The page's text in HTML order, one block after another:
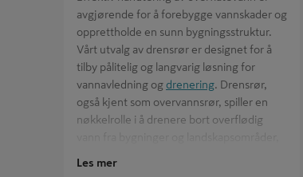
avgjørende for å forebygge vannskader og
opprettholde en sunn bygningsstruktur.
Vårt utvalg av drensrør er designet for å
tilby pålitelig og langvarig løsning for
vannavledning og drenering. Drensrør,
også kjent som overvannsrør, spiller en
nøkkelrolle i å drenere bort overflødig
Les mer